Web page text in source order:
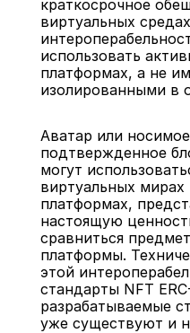
краткосрочное
виртуальных
использовать
платформах, а не
изолированными в
Аватар или
подтвержденное
могут
виртуальных
платформах,
настоящую
сравниться
платформы.
этой
стандарты NFT
разрабатываемые
уже существуют и